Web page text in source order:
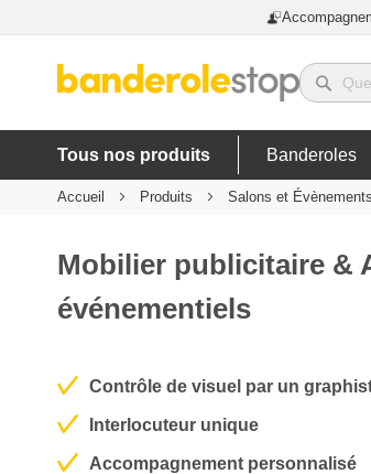
Tous nos produits Banderoles
Accueil Produits Salons et Évènements
Mobilier publicitaire &
événementiels
Contrôle de visuel par un
Interlocuteur unique
Accompagnement personnalisé